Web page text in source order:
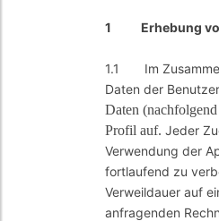
1 Erhebung
1.1 Im
Daten der
Daten
Profil auf. Jeder
Verwendung der
fortlaufend zu
Verweildauer auf
anfragenden